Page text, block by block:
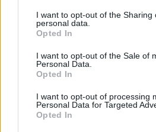
I want to opt-out of the Sharing
personal data.
Opted In
I want to opt-out of the Sale of
Personal Data.
Opted In
I want to opt-out of processing
Personal Data for Targeted
Opted In